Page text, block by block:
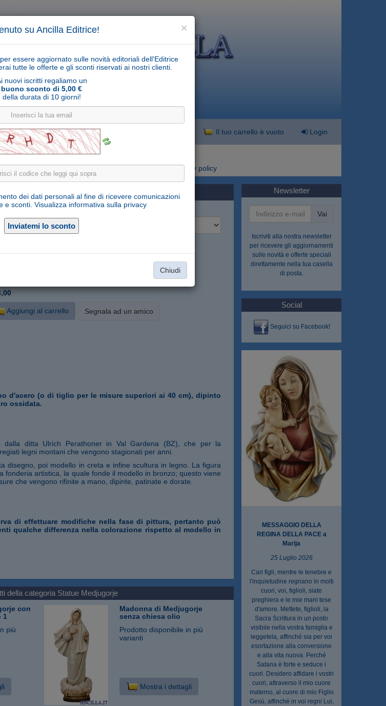
×
su Ancilla Editrice!
essere aggiornato sulle novità editoriali dell'Editrice
tutte le offerte e gli sconti riservati ai nostri clienti.
nuovi iscritti regaliamo un
buono sconto di 5,00 €
della durata di 10 giorni!
dei dati personali al fine di ricevere comunicazioni
e sconti. Visualizza informativa sulla privacy
Chiudi
Cerca Il tuo carrello è vuoto Login
Articoli religiosi
Privacy policy
Regina della pace
una variante
12 cm
Aggiungi al carrello Segnala ad un amico
d'acero (o di tiglio per le misure superiori ai 40 cm), dipinto
ossidata.
dalla ditta Ulrich Perathoner in Val Gardena (BZ), che per la
legni montani che vengono stagionati per anni.
disegno, poi modello in creta e infine scultura in legno. La figura
fonderia artistica, la quale fonde il modello in bronzo; questo viene
che vengono rifinite a mano, dipinte, patinate e dorate.
di effettuare modifiche nella fase di pittura, pertanto può
qualche differenza nella colorazione rispetto al modello in
della categoria Statue Medjugorje
con
1
più
Madonna di Medjugorje
senza chiesa olio
Prodotto disponibile in più
varianti
Mostra i dettagli
Newsletter
Vai
Iscriviti alla nostra newsletter
per ricevere gli aggiornamenti
sulle novità e offerte speciali
direttamente nella tua casella
di posta.
Social
Seguici su Facebook!
MESSAGGIO DELLA
REGINA DELLA PACE a
Marija
25 Luglio 2026
Cari figli, mentre le tenebre e
l'inquietudine regnano in molti
cuori, voi, figlioli, siate
preghiera e le mie mani tese
d'amore. Mettete, figlioli, la
Sacra Scrittura in un posto
visibile nella vostra famiglia e
leggetela, affinché sia per voi
esortazione alla conversione
e alla vita nuova. Perché
Satana è forte e seduce i
cuori. Desidero affidare i vostri
cuori, attraverso il mio cuore
materno, al cuore di mio Figlio
Gesù, affinché in voi regni Lui,